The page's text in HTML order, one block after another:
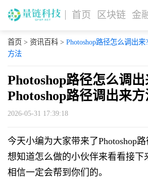
首页 区块链 金
首页 > 资讯百科> Photoshop路径怎么调出来
方法
Photoshop路径怎么调出
Photoshop路径调出来
2026-05-31 17:39:18
今天小编为大家带来了Photoshop路
想知道怎么做的小伙伴来看看接下
相信一定会帮到你们的。